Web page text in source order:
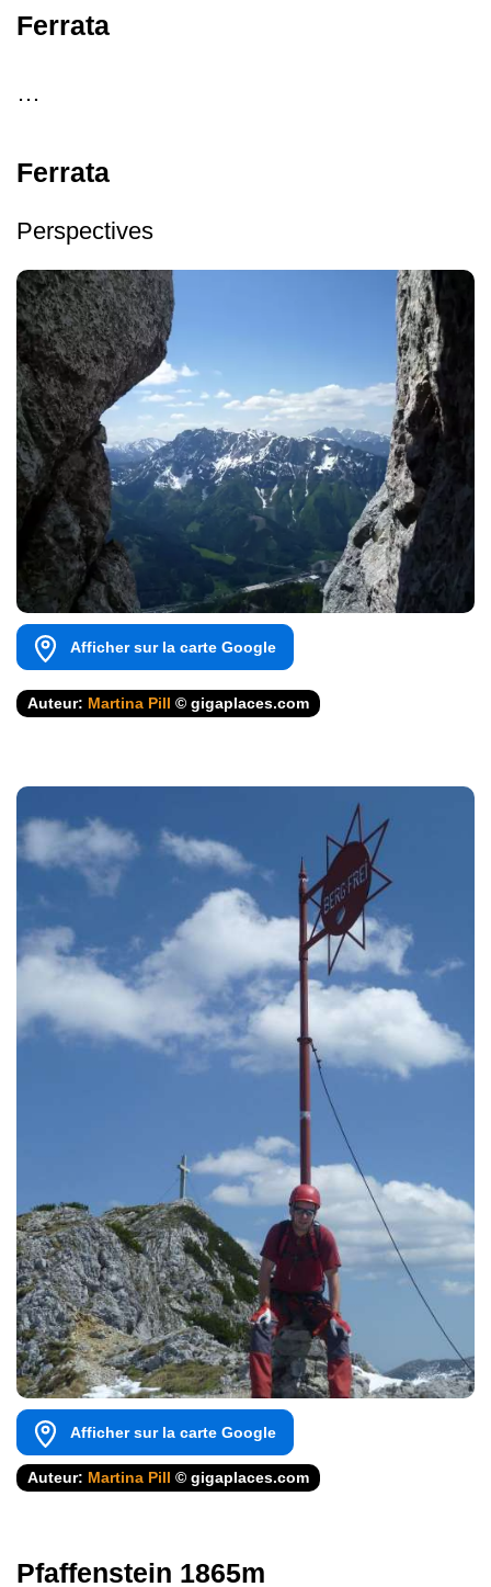
Ferrata
…
Ferrata
Perspectives
Afficher sur la carte Google
Auteur: Martina Pill © gigaplaces.com
Afficher sur la carte Google
Auteur: Martina Pill © gigaplaces.com
Pfaffenstein 1865m